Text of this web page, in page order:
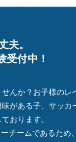
夫。
受付中！
んか？お子様のレ
がある子、サッ
おります。
チームであるため